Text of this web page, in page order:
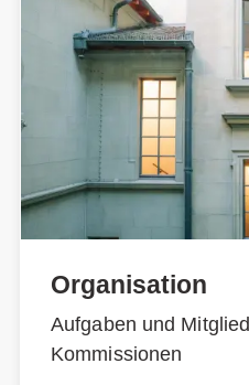
Organisation
Aufgaben und
Kommissionen